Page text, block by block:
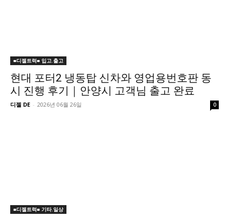
■디젤트럭■ 입고.출고
현대 포터2 냉동탑 신차와 영업용번호판 동
시 진행 후기｜안양시 고객님 출고 완료
디젤 DE - 2026년 06월 26일 0
■디젤트럭■ 기타.일상